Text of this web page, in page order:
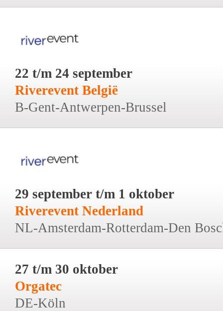
22 t/m 24 september
Riverevent België
B-Gent-Antwerpen-Brussel
29 september t/m 1 oktober
Riverevent Nederland
NL-Amsterdam-Rotterdam-Den
27 t/m 30 oktober
Orgatec
DE-Köln